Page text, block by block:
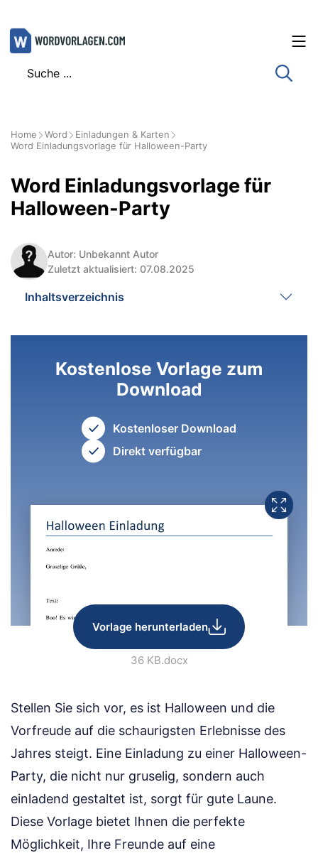
Zum
Inhalt
Home Word
Einladungen & Karten
Word Einladungsvorlage für Halloween-Party
Word Einladungsvorlage für
Halloween-Party
Autor: Unbekannt Autor
Zuletzt aktualisiert: 07.08.2025
Inhaltsverzeichnis
Kostenlose Vorlage zum
Download
Kostenloser Download
Direkt verfügbar
Vorlage herunterladen
36 KB.docx
Stellen Sie sich vor, es ist Halloween und die
Vorfreude auf die schaurigsten Erlebnisse des
Jahres steigt. Eine Einladung zu einer Halloween-
Party, die nicht nur gruselig, sondern auch
einladend gestaltet ist, sorgt für gute Laune.
Diese Vorlage bietet Ihnen die perfekte
Möglichkeit, Ihre Freunde auf eine